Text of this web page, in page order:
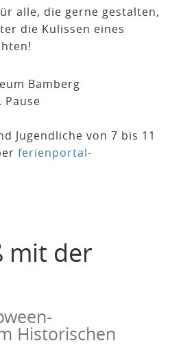
alle, die gerne gestalten,
die Kulissen eines
Bamberg
Pause
Jugendliche von 7 bis 11
ferienportal-
mit der
Historischen